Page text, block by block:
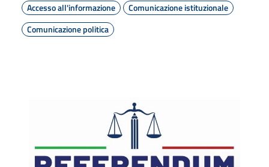
Accesso all'informazione
Comunicazione istituzionale
Comunicazione politica